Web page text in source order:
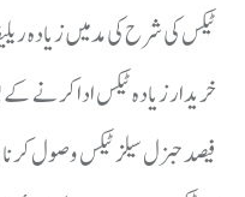
ٹیکس کی شرح کی مد میں زیادہ
فیصد جنرل سیلز ٹیکس وصول